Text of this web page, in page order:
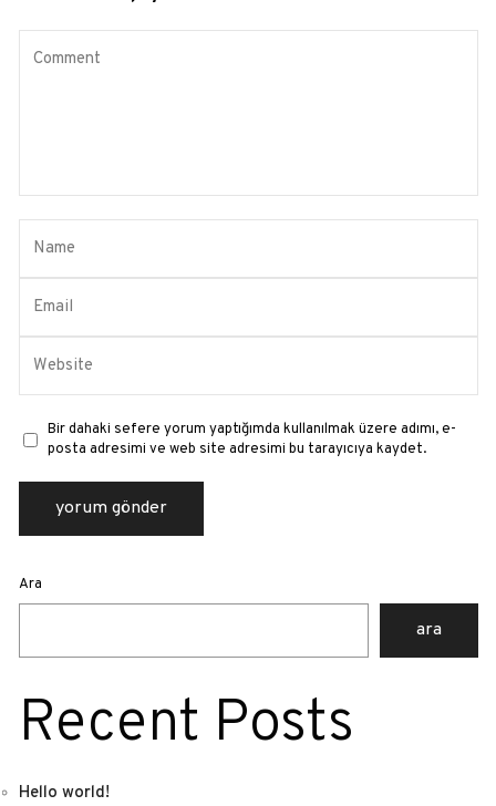
Bir dahaki sefere yorum yaptığımda kullanılmak üzere adımı, e-
posta adresimi ve web site adresimi bu tarayıcıya kaydet.
Ara
ara
Recent Posts
Hello world!